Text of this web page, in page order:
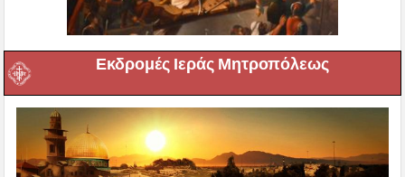
Εκδρομές Ιεράς Μητροπόλεως